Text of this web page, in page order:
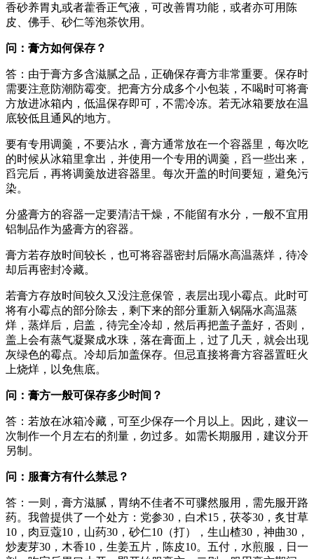
香砂养胃丸或者藿香正气液，可改善胃功能，或者亦可用陈
皮、佛手、砂仁等泡茶饮用。
问：膏方如何保存？
答：由于膏方多含滋腻之品，正确保存膏方非常重要。保存时
需要注意防潮防霉变。把膏方分成多个小包装，不喝时可将膏
方放进冰箱内，低温保存即可，不需冷冻。若无冰箱要放在温
底较低且通风的地方。
要有专用调羹，不要沾水，膏方通常放在一个容器里，每次吃
的时候从冰箱里拿出，并使用一个专用的调羹，舀一些出来，
舀完后，再将调羹放进容器里。每次开盖的时间要短，避免污
染。
分盛膏方的容器一定要清洁干燥，不能留有水分，一般不宜用
铝制品作为盛膏方的容器。
膏方若存放时间较长，也可将容器密封后隔水高温蒸烊，待冷
却后再密封冷藏。
若膏方存放时间较久又没注意保管，表层出现小霉点。此时可
将有小霉点的部分除去，剩下来的部分重新入锅隔水高温蒸
烊，蒸烊后，启盖，待完全冷却，然后再把盖子盖好，否则，
盖上会有蒸气凝聚成水珠，落在膏面上，过了几天，就会出现
灰绿色的霉点。冷却后加盖保存。但忌直接将膏方容器置旺火
上烧烊，以免焦底。
问：膏方一般可保存多少时间？
答：若放在冰箱冷藏，可至少保存一个月以上。因此，建议一
次制作一个月左右的剂量，勿过多。如需长期服用，建议分开
另制。
问：服膏方有什么禁忌？
答：一则，膏方滋腻，胃纳不佳者不可骤然服用，需先服开路
药。我曾提供了一个处方：党参30，白术15，茯苓30，炙甘草
10，肉豆蔻10，山药30，砂仁10（打），生山楂30，神曲30，
炒麦芽30，木香10，生姜五片，陈皮10。五付，水煎服，日一